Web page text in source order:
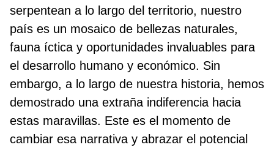
serpentean a lo largo del territorio, nuestro
país es un mosaico de bellezas naturales,
fauna íctica y oportunidades invaluables para
el desarrollo humano y económico. Sin
embargo, a lo largo de nuestra historia, hemos
demostrado una extraña indiferencia hacia
estas maravillas. Este es el momento de
cambiar esa narrativa y abrazar el potencial